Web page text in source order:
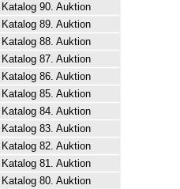
Katalog 90. Auktion
Katalog 89. Auktion
Katalog 88. Auktion
Katalog 87. Auktion
Katalog 86. Auktion
Katalog 85. Auktion
Katalog 84. Auktion
Katalog 83. Auktion
Katalog 82. Auktion
Katalog 81. Auktion
Katalog 80. Auktion